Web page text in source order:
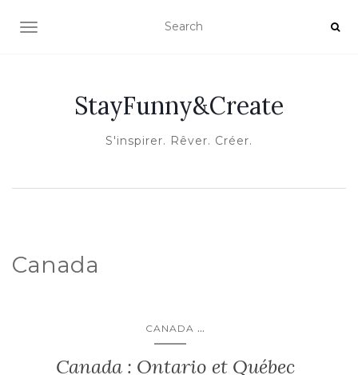
OUVRIR/FERMER LA NAVIGATION
StayFunny&Create
S'inspirer. Rêver. Créer.
Canada
CANADA ...
Canada : Ontario et Québec